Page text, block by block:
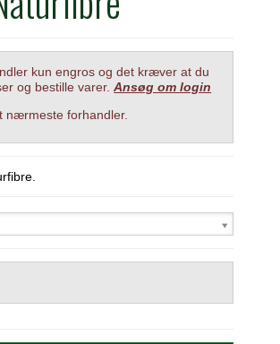
kun engros og det kræver at du
og bestille varer.Ansøg om login
nærmeste forhandler.